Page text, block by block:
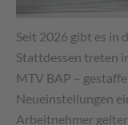
Seit 2026 gibt es in
Stattdessen treten
MTV BAP –
Neueinstellungen
Arbeitnehmer